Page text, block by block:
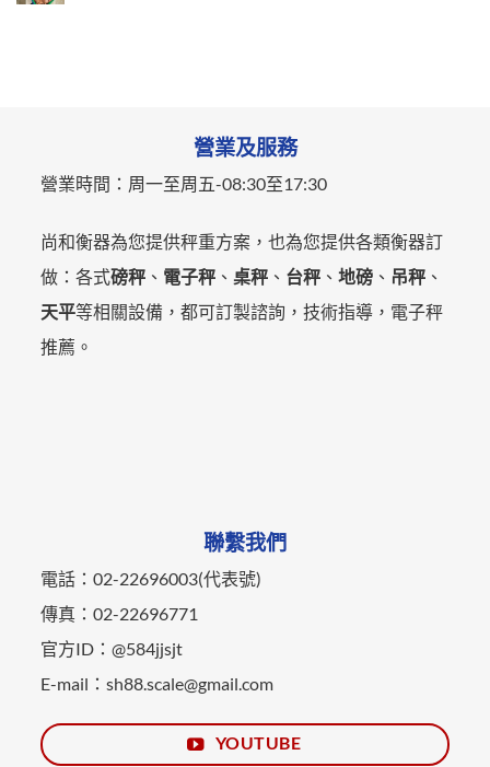
營業及服務
營業時間： 周一至周五-08:30至17:30
尚和衡器為您提供秤重方案，也為您提供各類衡器訂
做：各式磅秤 、 電子秤 、桌秤 、 台秤 、地磅 、 吊秤 、
天平等相關設備，都可訂製諮詢，技術指導，電子秤
推薦。
聯繫我們
電話：02-22696003(代表號)
傳真：02-22696771
官方ID：@584jjsjt
E-mail：sh88.scale@gmail.com
YOUTUBE